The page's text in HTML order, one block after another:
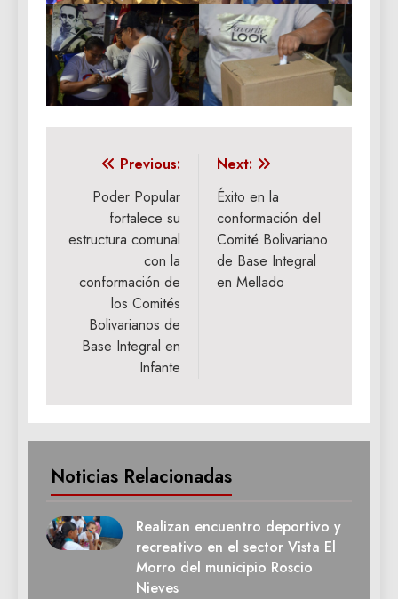
Navegación
entradas
Previous:
Poder Popular
fortalece su
estructura comunal
con la
conformación de
los Comités
Bolivarianos de
Base Integral en
Infante
Next:
Éxito en la
conformación del
Comité Bolivariano
de Base Integral
en Mellado
Noticias Relacionadas
Realizan encuentro deportivo y
recreativo en el sector Vista El
Morro del municipio Roscio
Nieves